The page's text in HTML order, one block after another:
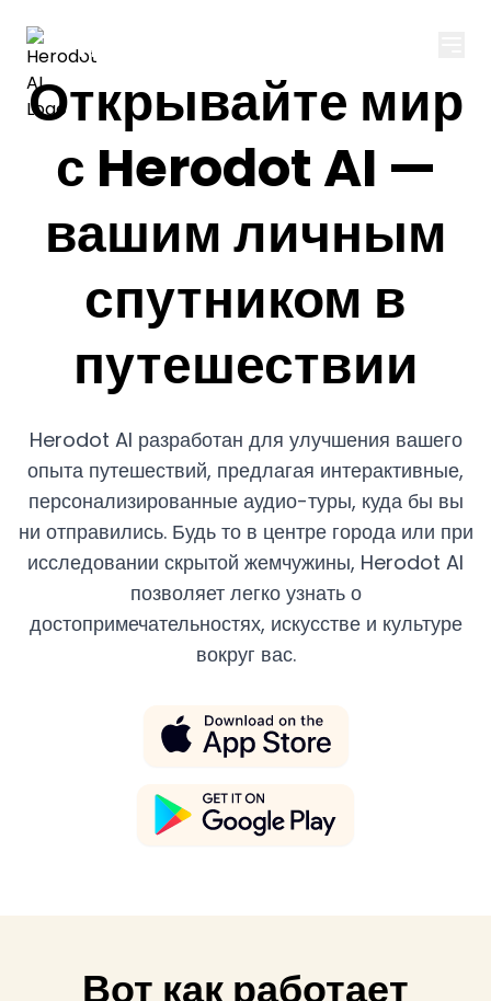
Herodot AI
Открывайте мир
с Herodot AI —
вашим личным
спутником в
путешествии
Herodot AI разработан для улучшения вашего
опыта путешествий, предлагая интерактивные,
персонализированные аудио-туры, куда бы вы
ни отправились. Будь то в центре города или при
исследовании скрытой жемчужины, Herodot AI
позволяет легко узнать о
достопримечательностях, искусстве и культуре
вокруг вас.
Вот как работает